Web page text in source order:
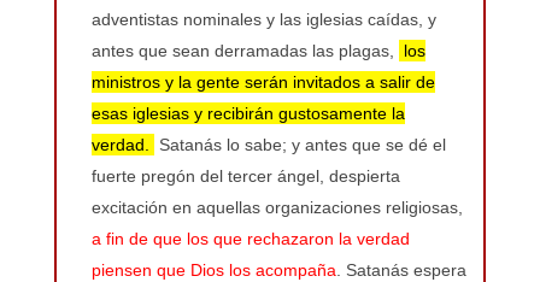
adventistas nominales y las iglesias caídas, y
antes que sean derramadas las plagas,
los
ministros y la gente serán invitados a salir de
esas iglesias y recibirán gustosamente la
verdad.
Satanás lo sabe; y antes que se dé el
fuerte pregón del tercer ángel, despierta
excitación en aquellas organizaciones religiosas,
a fin de que los que rechazaron la verdad
piensen que Dios los acompaña. Satanás espera